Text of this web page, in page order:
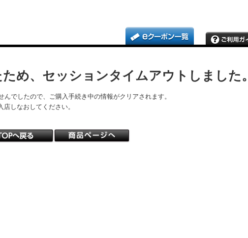
め、セッションタイムアウトしました。
でしたので、ご購入手続き中の情報がクリアされます。
しなおしてください。